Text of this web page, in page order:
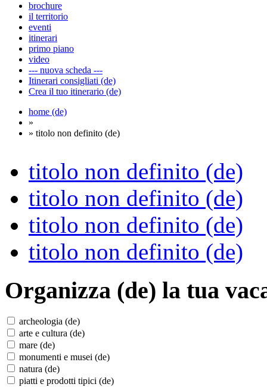
brochure
il territorio
eventi
itinerari
primo piano
video
--- nuova scheda ---
Itinerari consigliati (de)
Crea il tuo itinerario (de)
home (de)
»
» titolo non definito (de)
titolo non definito (de)
titolo non definito (de)
titolo non definito (de)
titolo non definito (de)
Organizza (de) la tua
archeologia (de)
arte e cultura (de)
mare (de)
monumenti e musei (de)
natura (de)
piatti e prodotti tipici (de)